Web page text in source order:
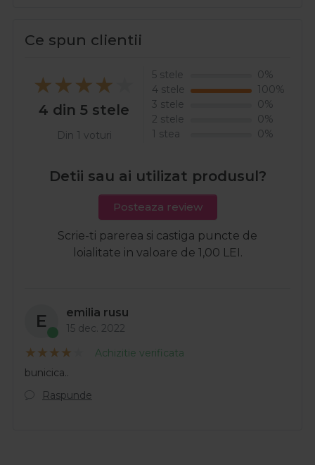
Ce spun clientii
4 din 5 stele
Din 1 voturi
5 stele
0%
4 stele
100%
3 stele
0%
2 stele
0%
1 stea
0%
Detii sau ai utilizat produsul?
Posteaza review
Scrie-ti parerea si castiga puncte de
loialitate in valoare de 1,00 LEI.
E emilia rusu
15 dec. 2022
Achizitie verificata
bunicica..
Raspunde